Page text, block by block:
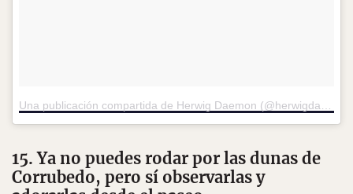
15. Ya no puedes rodar por las dunas de
Corrubedo, pero sí observarlas y